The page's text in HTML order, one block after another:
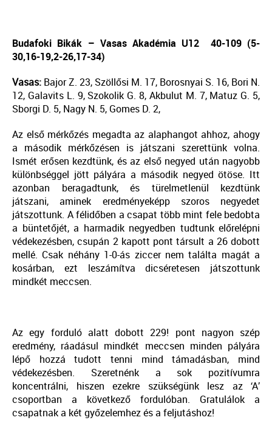
Budafoki Bikák – Vasas Akadémia U12 40-109 (5-
30,16-19,2-26,17-34)
Vasas: Bajor Z. 23, Szöllősi M. 17, Borosnyai S. 16, Bori N.
12, Galavits L. 9, Szokolik G. 8, Akbulut M. 7, Matuz G. 5,
Sborgi D. 5, Nagy N. 5, Gomes D. 2,
Az első mérkőzés megadta az alaphangot ahhoz, ahogy
a második mérkőzésen is játszani szerettünk volna.
Ismét erősen kezdtünk, és az első negyed után nagyobb
különbséggel jött pályára a második negyed ötöse. Itt
azonban beragadtunk, és türelmetlenül kezdtünk
játszani, aminek eredményeképp szoros negyedet
játszottunk. A félidőben a csapat több mint fele bedobta
a büntetőjét, a harmadik negyedben tudtunk előrelépni
védekezésben, csupán 2 kapott pont társult a 26 dobott
mellé. Csak néhány 1-0-ás ziccer nem találta magát a
kosárban, ezt leszámítva dicséretesen játszottunk
mindkét meccsen.
Az egy forduló alatt dobott 229! pont nagyon szép
eredmény, ráadásul mindkét meccsen minden pályára
lépő hozzá tudott tenni mind támadásban, mind
védekezésben. Szeretnénk a sok pozitívumra
koncentrálni, hiszen ezekre szükségünk lesz az ‘A’
csoportban a következő fordulóban. Gratulálok a
csapatnak a két győzelemhez és a feljutáshoz!